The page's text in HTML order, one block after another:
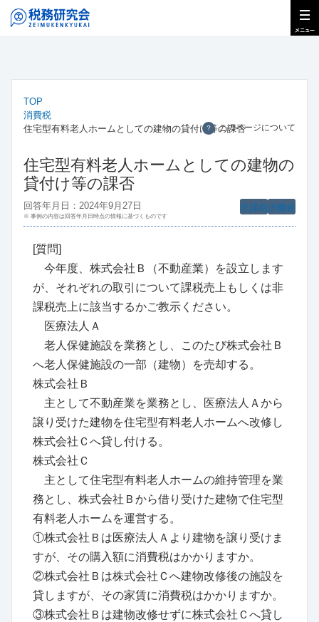
TOP
消費税
住宅型有料老人ホームとしての建物の貸付け等の課否
？ このページについて
住宅型有料老人ホームとしての建物の
貸付け等の課否
消費税
非課税
回答年月日：2024年9月27日
※ 事例の内容は回答年月日時点の情報に基づくものです
[質問]
今年度、株式会社Ｂ（不動産業）を設立します
が、それぞれの取引について課税売上もしくは非
課税売上に該当するかご教示ください。
医療法人Ａ
老人保健施設を業務とし、このたび株式会社Ｂ
へ老人保健施設の一部（建物）を売却する。
株式会社Ｂ
主として不動産業を業務とし、医療法人Ａから
譲り受けた建物を住宅型有料老人ホームへ改修し
株式会社Ｃへ貸し付ける。
株式会社Ｃ
主として住宅型有料老人ホームの維持管理を業
務とし、株式会社Ｂから借り受けた建物で住宅型
有料老人ホームを運営する。
①株式会社Ｂは医療法人Ａより建物を譲り受けま
すが、その購入額に消費税はかかりますか。
②株式会社Ｂは株式会社Ｃへ建物改修後の施設を
貸しますが、その家賃に消費税はかかりますか。
③株式会社Ｂは建物改修せずに株式会社Ｃへ貸し